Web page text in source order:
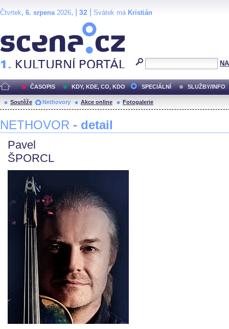
Čtvrtek, 6. srpena2026, | 32 Svátek má Kristián
ČASOPIS KDY, KDE, CO, KDO SPECIÁLNÍ SLUŽBY/INFO
Soutěže Nethovory Akce online Fotogalerie
NETHOVOR - detail
Pavel
ŠPORCL